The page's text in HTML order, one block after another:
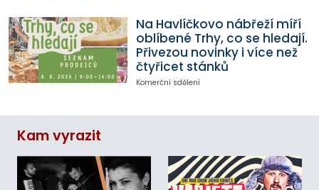
Na Havlíčkovo nábřeží míří
oblíbené Trhy, co se hledají.
Přivezou novinky i více než
čtyřicet stánků
Komerční sdělení
Kam vyrazit